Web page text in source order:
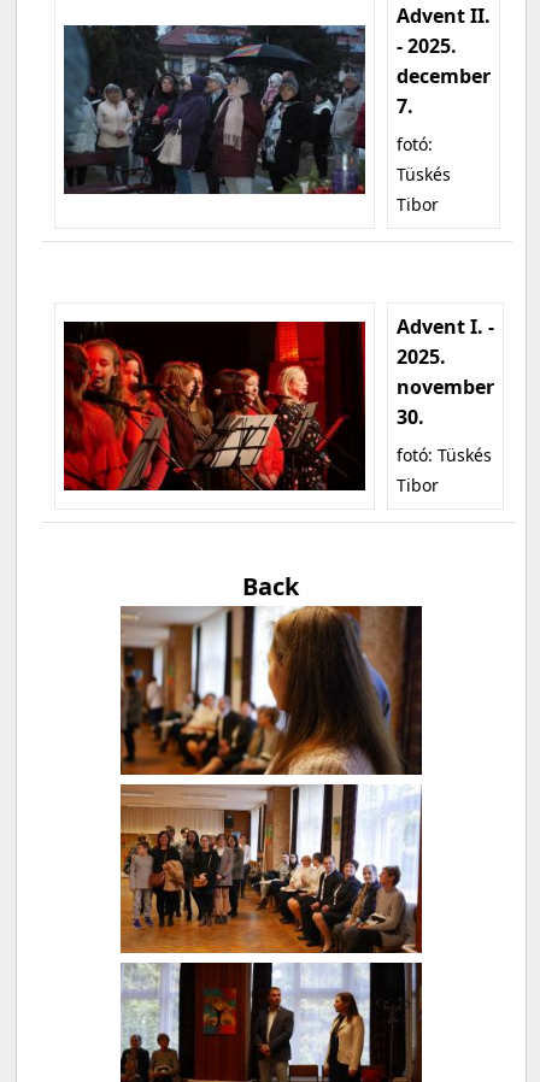
Advent II.
- 2025.
december
7.
fotó:
Tüskés
Tibor
Advent I. -
2025.
november
30.
fotó: Tüskés
Tibor
Back